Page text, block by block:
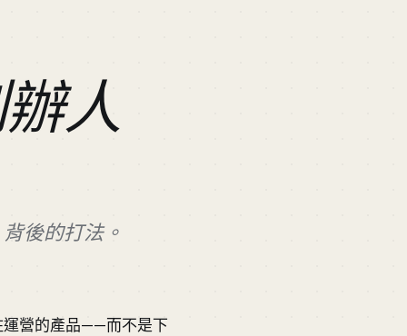
人
後的打法。
運營的產品——而不是下